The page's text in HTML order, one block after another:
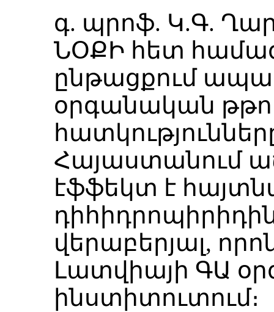
գ. պրոֆ. Կ.Գ.
ՆՕՔԻ հետ
ընթացքում
օրգանական
Հայաստանում
էֆֆեկտ է
վերաբերյալ,
Լատվիայի ԳԱ
ինստիտուտում։